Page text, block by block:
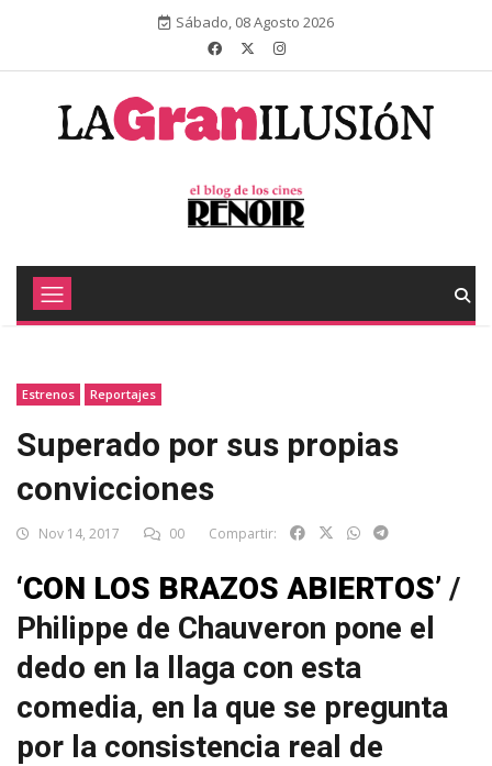
Sábado, 08 Agosto 2026
Estrenos Reportajes
Superado por sus propias
convicciones
Nov 14, 2017 00 Compartir:
‘CON LOS BRAZOS ABIERTOS’ /
Philippe de Chauveron pone el
dedo en la llaga con esta
comedia, en la que se pregunta
por la consistencia real de